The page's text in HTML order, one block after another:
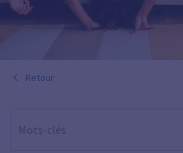
Retour